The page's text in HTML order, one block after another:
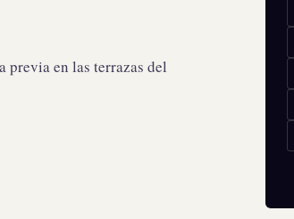
en las terrazas del